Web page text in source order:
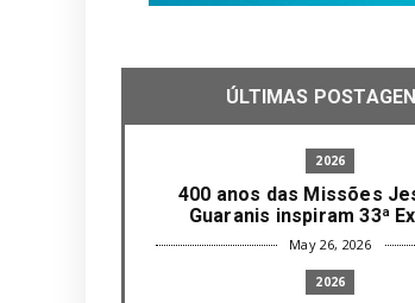
ÚLTIMAS
2026
400 anos das Missões
Guaranis inspiram 33ª
May 26, 2026
2026